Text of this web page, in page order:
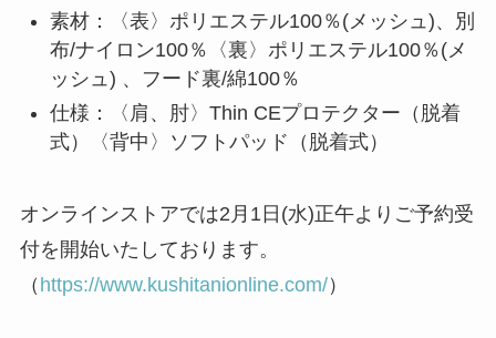
素材：〈表〉ポリエステル100％(メッシュ)、別
布/ナイロン100％〈裏〉ポリエステル100％(メ
ッシュ) 、フード裏/綿100％
仕様：〈肩、肘〉Thin CEプロテクター（脱着
式）〈背中〉ソフトパッド（脱着式）
オンラインストアでは2月1日(水)正午よりご予約受
付を開始いたしております。
（ https://www.kushitanionline.com/）